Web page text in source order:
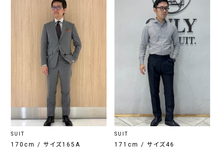
SUIT
170cm / サイズ165A
SUIT
171cm / サイズ46